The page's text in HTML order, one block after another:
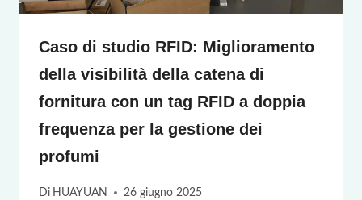
Caso di studio RFID: Miglioramento
della visibilità della catena di
fornitura con un tag RFID a doppia
frequenza per la gestione dei
profumi
Di HUAYUAN 26 giugno 2025